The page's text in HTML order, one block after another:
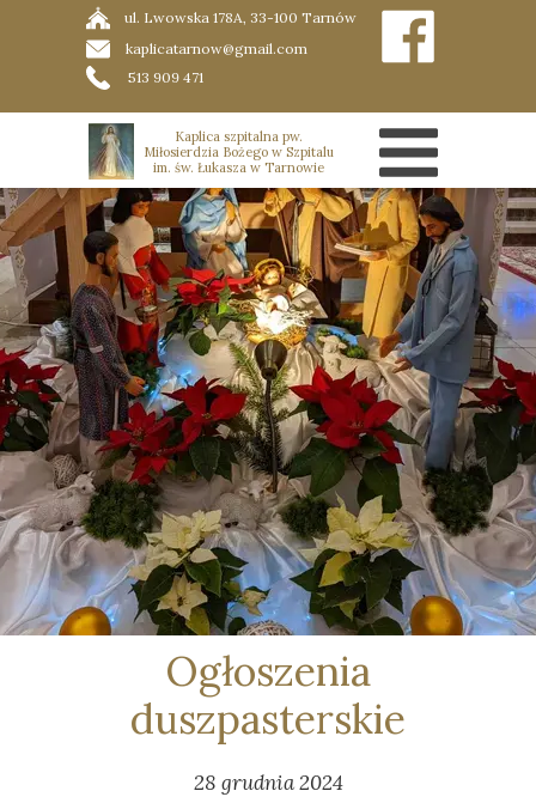
kaplicatarnow@gmail.com
ul. Lwowska 178A, 33-100 Tarnów
513 909 471
Kaplica szpitalna pw.
Miłosierdzia Bożego w Szpitalu
im. św. Łukasza w Tarnowie
28 grudnia 2024
Ogłoszenia
duszpasterskie